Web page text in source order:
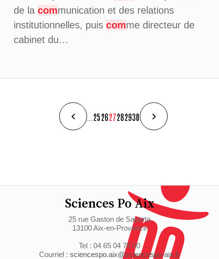
de la communication et des relations
institutionnelles, puis comme directeur de
cabinet du…
252627282930
Sciences Po Aix
25 rue Gaston de Saporta
13100 Aix-en-Provence
Tel : 04 65 04 70 00
Courriel : sciencespo.aix@sciencespo-aix.fr